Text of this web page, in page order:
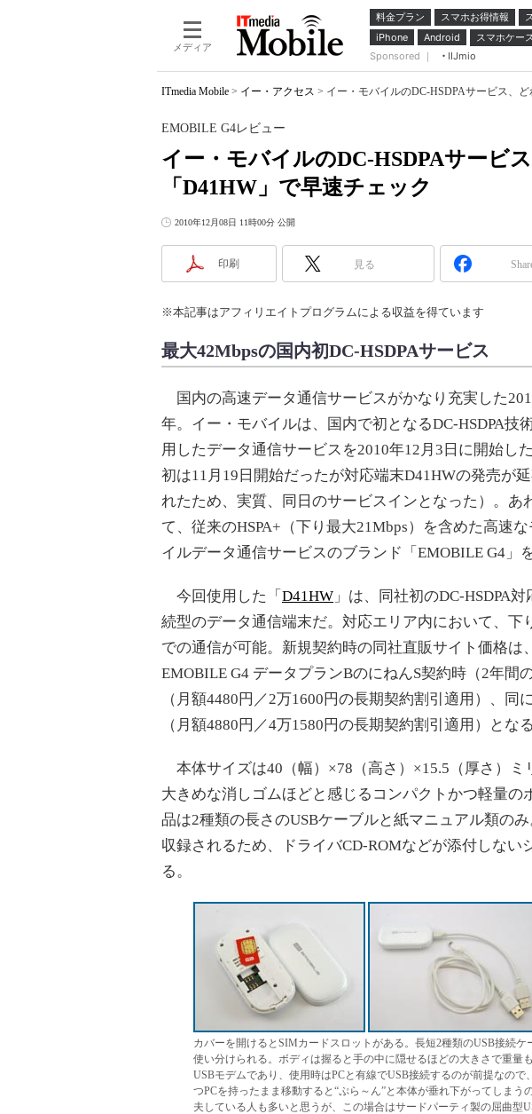
メディア
料金プラン スマホお得情報
iPhone
Android スマホケース
Sponsored ｜
IIJmio
ITmedia Mobile > イー・アクセス > イー・モバイルのDC-HSDPAサービス、
イー・モバイルのDC-HSDPAサービ
「D41HW」で早速チェック
EMOBILE G4レビュー
2010年12月08日 11時00分 公開
印刷 見る
※本記事はアフィリエイトプログラムによる収益を得ています
最大42Mbpsの国内初DC-HSDPAサービス
国内の高速データ通信サービスがかなり充実した
年。イー・モバイルは、国内で初となるDC-HSDPA技
用したデータ通信サービスを2010年12月3日に開始し
初は11月19日開始だったが対応端末D41HWの発売が
れたため、実質、同日のサービスインとなった）。あ
て、従来のHSPA+（下り最大21Mbps）を含めた高速
イルデータ通信サービスのブランド「EMOBILE G4」
今回使用した「 D41HW 」は、同社初のDC-HSDPA
続型のデータ通信端末だ。対応エリア内において、下
での通信が可能。新規契約時の同社直販サイト価格は
EMOBILE G4 データプランBのにねんS契約時（2年間
（月額4480円／2万1600円の長期契約割引適用）、同
（月額4880円／4万1580円の長期契約割引適用）となる
本体サイズは40（幅）×78（高さ）×15.5（厚さ）ミ
大きめな消しゴムほどと感じるコンパクトかつ軽量の
品は2種類の長さのUSBケーブルと紙マニュアル類の
収録されるため、ドライバCD-ROMなどが添付しない
る。
カバーを開けるとSIMカードスロットがある。長短2種類のUSB接続
使い分けられる。ボディは握ると手の中に隠せるほどの大きさで重量
USBモデムであり、使用時はPCと有線でUSB接続するのが前提なの
つPCを持ったまま移動すると“ぷら～ん”と本体が垂れ下がってしまう
夫している人も多いと思うが、この場合はサードパーティ製の屈曲型